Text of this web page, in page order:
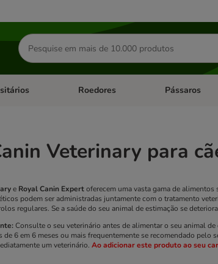
Pesquisar
produtos
de categoria: Dieta Vet.Abrir menu de categoria: Antiparasitários
Roedores Abrir menu de
Pássaros
Veterinary para
e Royal Canin Expertoferecem uma vasta gama de
podem ser administradas juntamente com o tratamento
regulares. Se a saúde do seu animal de estimação se
Consulte o seu veterinário antes de alimentar o seu animal
6 em 6 meses ou mais frequentemente se recomendado
um veterinário. Ao adicionar este produto ao seu